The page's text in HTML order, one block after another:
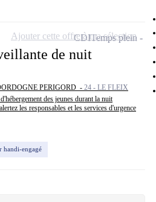
de nuit
PERIGORD - 24 - LE FLEIX
des jeunes durant la nuit
les responsables et les services d'urgence
handi-engagé
CDITemps plein
Ajouter cette offre à ma sélection